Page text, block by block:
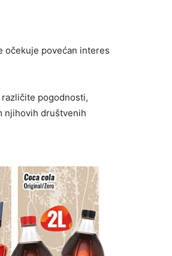
očekuje povećan interes
pogodnosti,
njihovih društvenih